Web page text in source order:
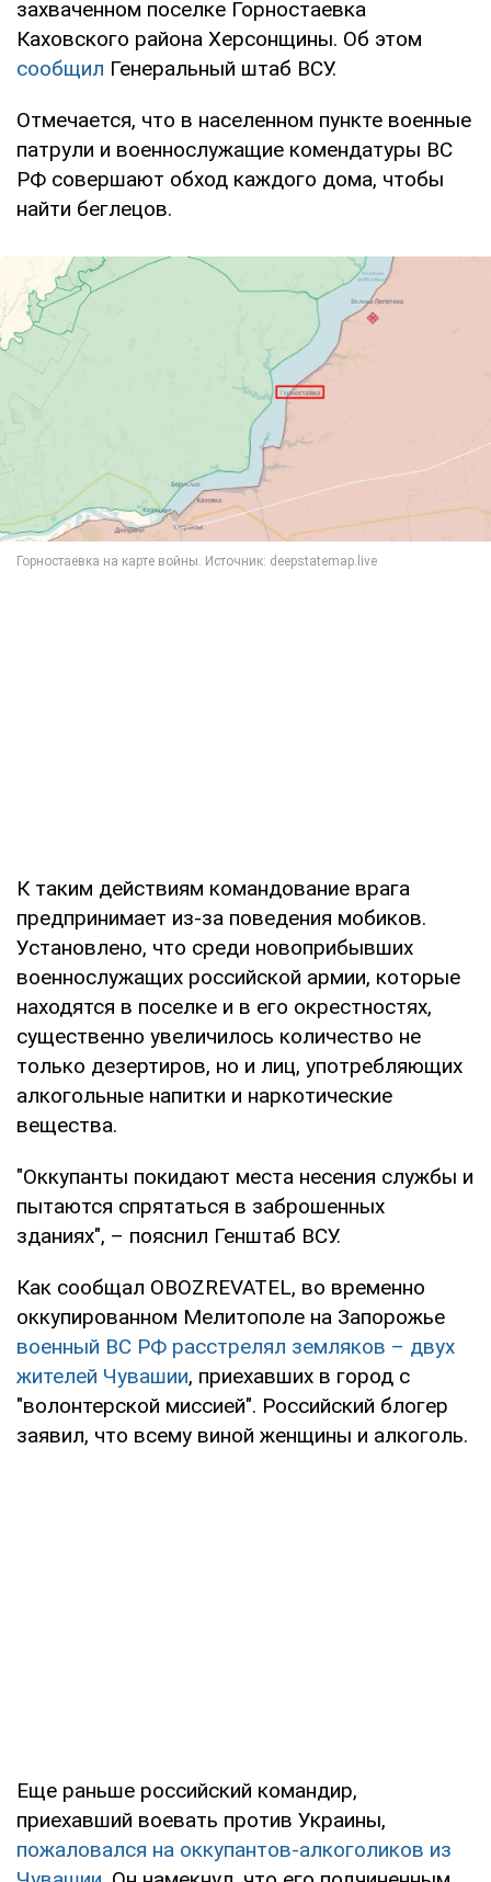
захваченном поселке Горностаевка
Каховского района Херсонщины. Об этом
сообщил Генеральный штаб ВСУ.
Отмечается, что в населенном пункте военные
патрули и военнослужащие комендатуры ВС
РФ совершают обход каждого дома, чтобы
найти беглецов.
К таким действиям командование врага
предпринимает из-за поведения мобиков.
Установлено, что среди новоприбывших
военнослужащих российской армии, которые
находятся в поселке и в его окрестностях,
существенно увеличилось количество не
только дезертиров, но и лиц, употребляющих
алкогольные напитки и наркотические
вещества.
"Оккупанты покидают места несения службы и
пытаются спрятаться в заброшенных
зданиях", – пояснил Генштаб ВСУ.
Как сообщал OBOZREVATEL, во временно
оккупированном Мелитополе на Запорожье
военный ВС РФ расстрелял земляков – двух
жителей Чувашии, приехавших в город с
"волонтерской миссией". Российский блогер
заявил, что всему виной женщины и алкоголь.
Еще раньше российский командир,
приехавший воевать против Украины,
пожаловался на оккупантов-алкоголиков из